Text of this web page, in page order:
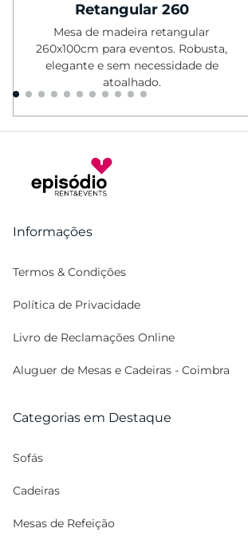
Retangular 260
Mesa de madeira retangular
260x100cm para eventos. Robusta,
elegante e sem necessidade de
atoalhado.
Informações
Termos & Condições
Política de Privacidade
Livro de Reclamações Online
Aluguer de Mesas e Cadeiras - Coimbra
Categorias em Destaque
Sofás
Cadeiras
Mesas de Refeição